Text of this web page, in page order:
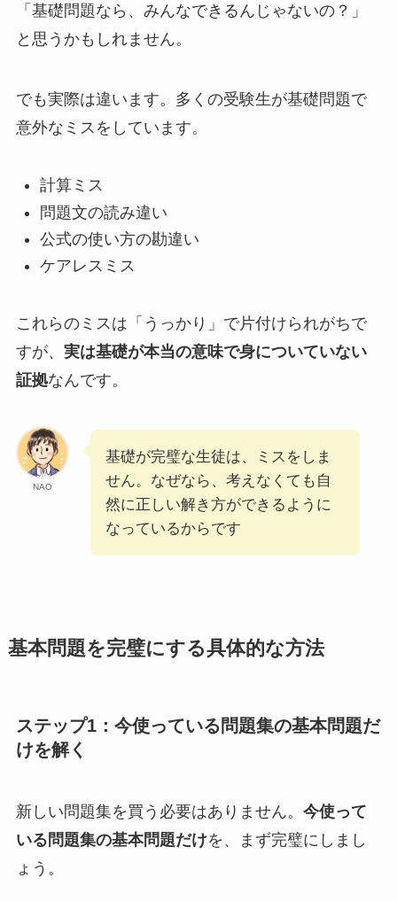
「基礎問題なら、みんなできるんじゃないの？」
と思うかもしれません。
でも実際は違います。多くの受験生が基礎問題で
意外なミスをしています。
計算ミス
問題文の読み違い
公式の使い方の勘違い
ケアレスミス
これらのミスは「うっかり」で片付けられがちで
すが、 実は基礎が本当の意味で身についていない
証拠なんです。
NAO
基礎が完璧な生徒は、ミスをしま
せん。なぜなら、考えなくても自
然に正しい解き方ができるように
なっているからです
基本問題を完璧にする具体的な方法
ステップ1：今使っている問題集の基本問題だ
けを解く
新しい問題集を買う必要はありません。 今使って
いる問題集の基本問題だけを、まず完璧にしまし
ょう。